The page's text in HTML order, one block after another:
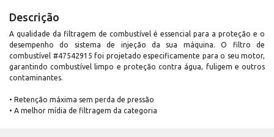
Descrição
A qualidade da filtragem de combustível é essencial para a proteção e o
desempenho do sistema de injeção da sua máquina. O filtro de
combustível #47542915 foi projetado especificamente para o seu motor,
garantindo combustível limpo e proteção contra água, fuligem e outros
contaminantes.
• Retenção máxima sem perda de pressão
• A melhor mídia de filtragem da categoria